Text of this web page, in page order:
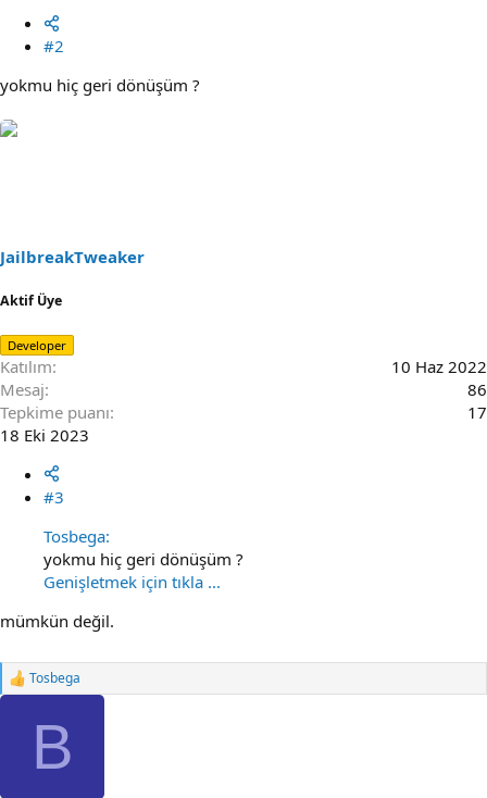
#2
yokmu hiç geri dönüşüm ?
JailbreakTweaker
Aktif Üye
Developer
Katılım
10 Haz 2022
Mesaj
86
Tepkime puanı
17
18 Eki 2023
#3
Tosbega:
yokmu hiç geri dönüşüm ?
Genişletmek için tıkla ...
mümkün değil.
R
Tosbega
B